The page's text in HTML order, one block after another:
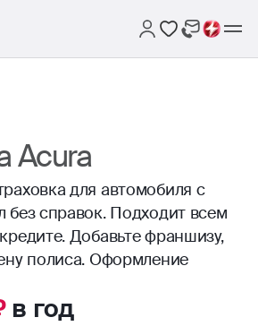
Acura
для автомобиля с
без справок. Подходит всем
Добавьте франшизу,
полиса. Оформление
в год